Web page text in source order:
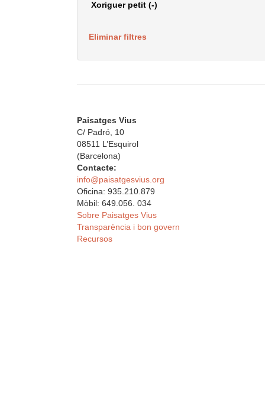
Xoriguer petit (-)
Eliminar filtres
Paisatges Vius
C/ Padró, 10
08511 L’Esquirol
(Barcelona)
Contacte:
info@paisatgesvius.org
Oficina: 935.210.879
Mòbil: 649.056. 034
Sobre Paisatges Vius
Transparència i bon govern
Recursos